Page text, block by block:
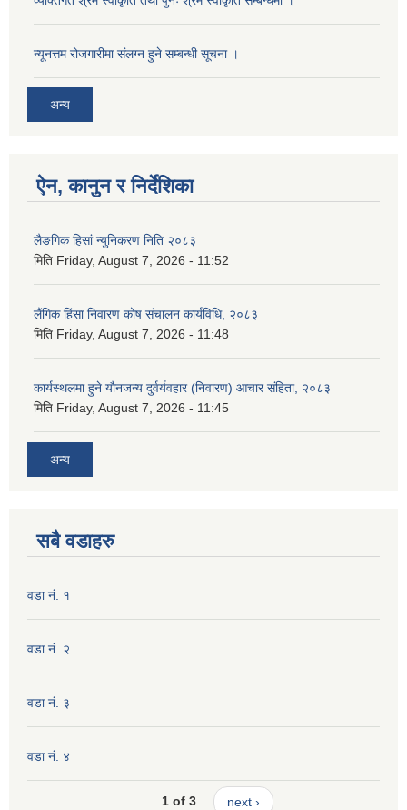
न्यूनत्तम रोजगारीमा संलग्न हुने सम्बन्धी सूचना ।
अन्य
ऐन, कानुन र निर्देशिका
लैङगिक हिसां न्युनिकरण निति २०८३
मिति Friday, August 7, 2026 - 11:52
लैंगिक हिंसा निवारण कोष संचालन कार्यविधि, २०८३
मिति Friday, August 7, 2026 - 11:48
कार्यस्थलमा हुने यौनजन्य दुर्वर्यवहार (निवारण) आचार संहिता, २०८३
मिति Friday, August 7, 2026 - 11:45
अन्य
सबै वडाहरु
वडा नं. १
वडा नं. २
वडा नं. ३
वडा नं. ४
1 of 3 next ›